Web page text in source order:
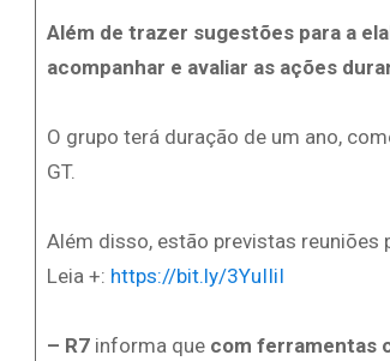
Além de trazer sugestões para a
acompanhar e avaliar as ações
O grupo terá duração de um ano,
GT.
Além disso, estão previstas reuniões
Leia +: https://bit.ly/3YuIIiI
– R7 informa quecom ferramentas